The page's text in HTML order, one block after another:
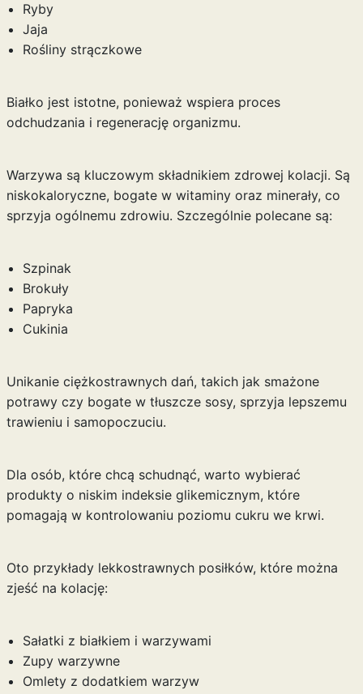
Ryby
Jaja
Rośliny strączkowe
Białko jest istotne, ponieważ wspiera proces
odchudzania i regenerację organizmu.
Warzywa są kluczowym składnikiem zdrowej kolacji. Są
niskokaloryczne, bogate w witaminy oraz minerały, co
sprzyja ogólnemu zdrowiu. Szczególnie polecane są:
Szpinak
Brokuły
Papryka
Cukinia
Unikanie ciężkostrawnych dań, takich jak smażone
potrawy czy bogate w tłuszcze sosy, sprzyja lepszemu
trawieniu i samopoczuciu.
Dla osób, które chcą schudnąć, warto wybierać
produkty o niskim indeksie glikemicznym, które
pomagają w kontrolowaniu poziomu cukru we krwi.
Oto przykłady lekkostrawnych posiłków, które można
zjeść na kolację:
Sałatki z białkiem i warzywami
Zupy warzywne
Omlety z dodatkiem warzyw